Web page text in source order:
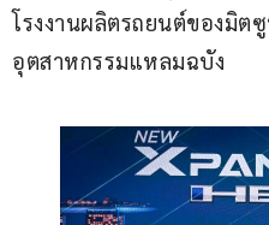
โรงงานผลิตรถยนต์ของมิต
อุตสาหกรรมแหลมฉบัง